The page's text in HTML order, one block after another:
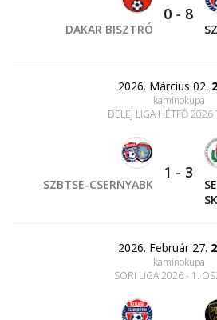
DAKAR BISZTRÓ
0 - 8
2026. Március 02.
kaminokupa
DELEJ LIGA HÉTFŐ 2026
SZBTSE-CSERNYABK
1 - 3
SK
2026. Február 27.
kaminokupa
SORI LIGA 2026 - 1.